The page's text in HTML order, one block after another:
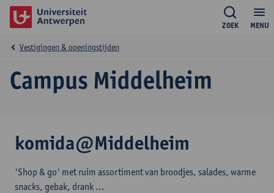
MENU
ZOEK
Campus Middelheim
Vestigingen & openingstijden
komida@Middelheim
'Shop & go' met ruim assortiment van broodjes, salades, warme
snacks, gebak, drank …